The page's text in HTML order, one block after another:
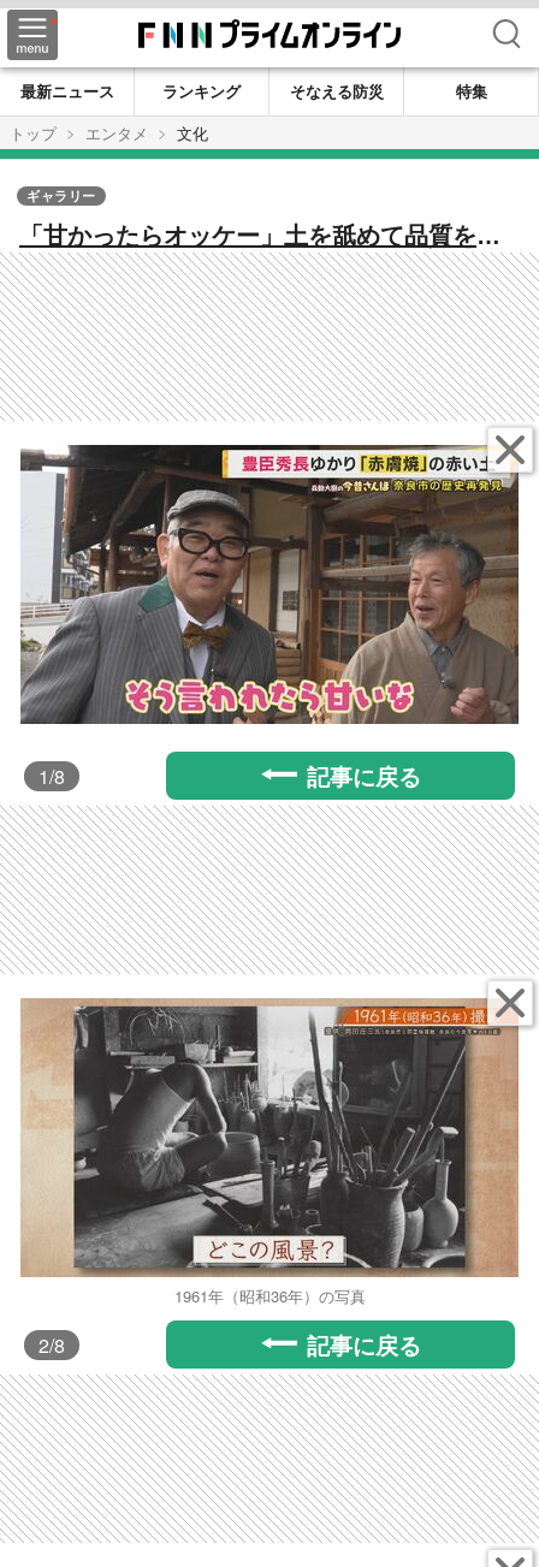
検索
最新ニュース ランキング そなえる防災
特集
トップ
エンタメ 文化
「甘かったらオッケー」土を舐めて品質を見
極める“赤膚焼”職人 大河ドラマ『豊臣兄
弟』でも注目の奈良・大和郡山市の歴史再発
見【兵動大樹の今昔さんぽ】
ギャラリー
1/8 記事に戻る
1961年（昭和36年）の写真
2/8 記事に戻る